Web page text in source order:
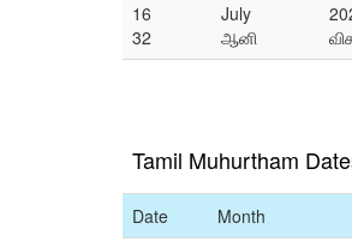
16
32
July
ஆனி
Tamil Muhurtham
Date Month